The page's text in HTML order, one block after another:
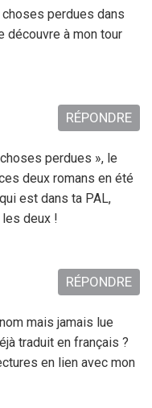
perdues dans
découvre à mon tour
perdues », le
deux romans en été
est dans ta PAL,
les deux !
RÉPONDRE
mais jamais lue
traduit en français ?
en lien avec mon
RÉPONDRE